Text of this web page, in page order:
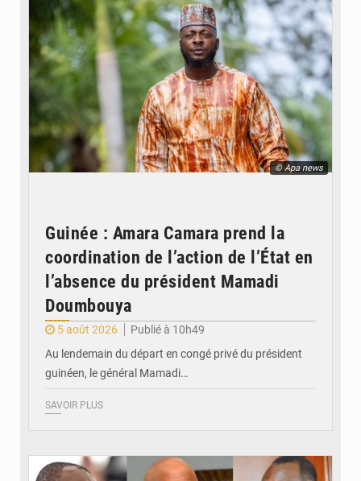
© Apa news
Guinée : Amara Camara prend la
coordination de l’action de l’État en
l’absence du président Mamadi
Doumbouya
5 août 2026
Publié à 10h49
Au lendemain du départ en congé privé du président
guinéen, le général Mamadi…
SAVOIR PLUS